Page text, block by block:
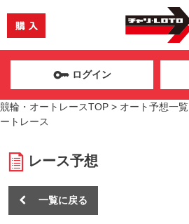
ログイン
競輪・オートレースTOP > オート予想一覧
ートレース
レース予想
一覧に戻る